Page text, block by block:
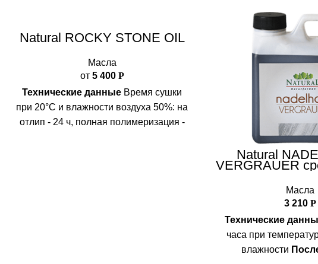
Natural ROCKY STONE OIL
Масла
от 5 400 Р
Технические данные Время сушки
при 20°C и влажности воздуха 50%: на
отлип - 24 ч, полная полимеризация -
Natural
VERGRAUER
Масла
3 210Р
Технические
часа при
влажности